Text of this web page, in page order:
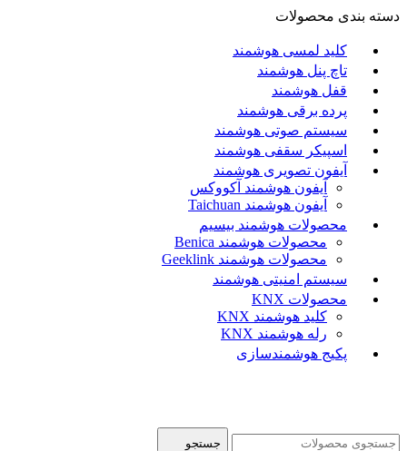
دسته بندی محصولات
کلید لمسی هوشمند
تاچ پنل هوشمند
قفل هوشمند
پرده برقی هوشمند
سیستم صوتی هوشمند
اسپیکر سقفی هوشمند
آیفون تصویری هوشمند
آيفون هوشمند آکووکس
آیفون هوشمند Taichuan
محصولات هوشمند بیسیم
محصولات هوشمند Benica
محصولات هوشمند Geeklink
سیستم امنیتی هوشمند
محصولات KNX
کلید هوشمند KNX
رله هوشمند KNX
پکیج هوشمندسازی
جستجو